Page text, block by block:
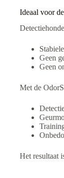
Ideaal voor
Geen
Geen
Met de
Het resultaat